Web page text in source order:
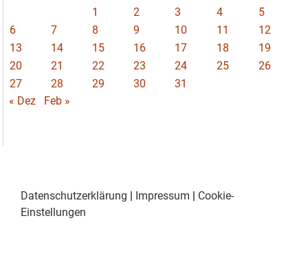
1 2 3 4
5
6
7 8 9 10 11
12
13
14 15 16 17 18
19
20
21 22 23 24 25
26
27
28 29 30
31
« Dez
Feb »
Datenschutzerklärung | Impressum | Cookie-
Einstellungen